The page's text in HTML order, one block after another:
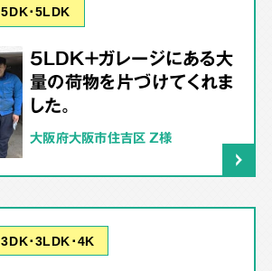
5DK･5LDK
5LDK＋ガレージにある大
量の荷物を片づけてくれま
した。
大阪府大阪市住吉区 Z様
3DK･3LDK･4K